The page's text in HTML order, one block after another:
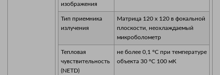
изображения
Тип приемника
излучения
Матрица 120 x 120 в фокальной
плоскости, неохлаждаемый
микроболометр
Тепловая
чувствительность
(NETD)
не более 0,1 °C при температуре
объекта 30 °C 100 мК